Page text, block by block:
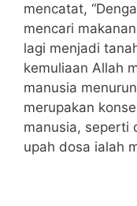
mencatat,
mencari
lagi menjadi
kemuliaan Allah
manusia
merupakan
manusia, seperti
upah dosa ialah